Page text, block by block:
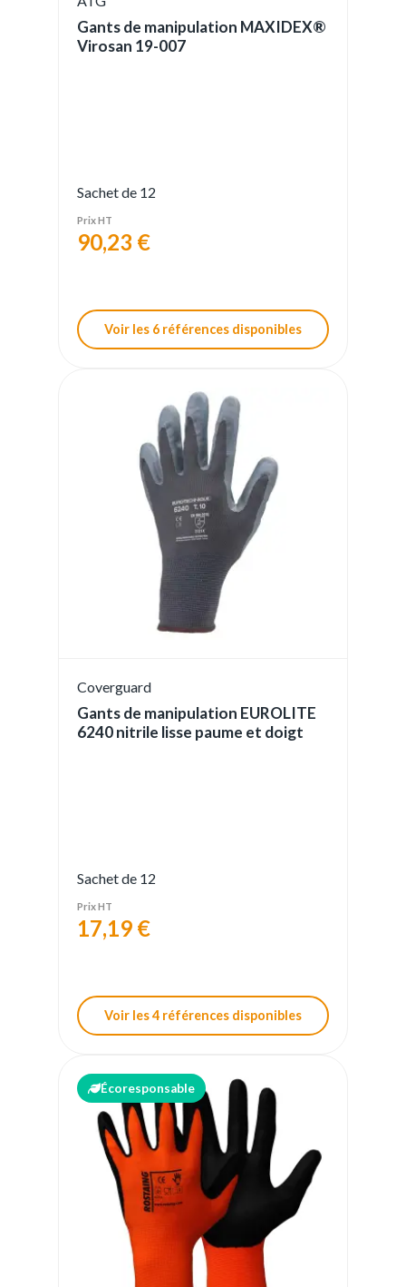
Gants de manipulation MAXIDEX®
Virosan 19-007
Sachet de 12
Prix HT
90,23 €
Voir les 6 références disponibles
Coverguard
Gants de manipulation EUROLITE
6240 nitrile lisse paume et doigt
Sachet de 12
Prix HT
17,19 €
Voir les 4 références disponibles
Écoresponsable